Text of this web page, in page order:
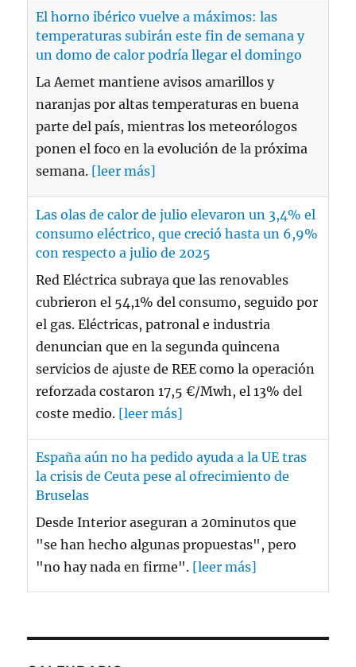
El horno ibérico vuelve a máximos: las
temperaturas subirán este fin de semana y
un domo de calor podría llegar el domingo
La Aemet mantiene avisos amarillos y
naranjas por altas temperaturas en buena
parte del país, mientras los meteorólogos
ponen el foco en la evolución de la próxima
semana. [leer más]
Las olas de calor de julio elevaron un 3,4% el
consumo eléctrico, que creció hasta un 6,9%
con respecto a julio de 2025
Red Eléctrica subraya que las renovables
cubrieron el 54,1% del consumo, seguido por
el gas. Eléctricas, patronal e industria
denuncian que en la segunda quincena
servicios de ajuste de REE como la operación
reforzada costaron 17,5 €/Mwh, el 13% del
coste medio. [leer más]
España aún no ha pedido ayuda a la UE tras
la crisis de Ceuta pese al ofrecimiento de
Bruselas
Desde Interior aseguran a 20minutos que
"se han hecho algunas propuestas", pero
"no hay nada en firme". [leer más]